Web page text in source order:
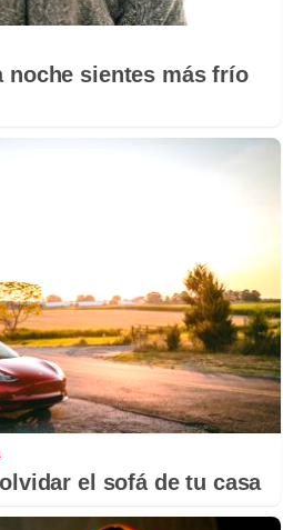
noche sientes más frío
el sofá de tu casa